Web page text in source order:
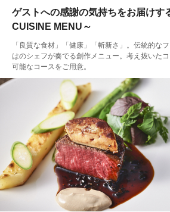
ゲストへの感謝の気持ちをお届けす
CUISINE MENU～
「良質な食材」「健康」「斬新さ」。伝統的な
はのシェフが奏でる創作メニュー。考え抜いた
可能なコースをご用意。